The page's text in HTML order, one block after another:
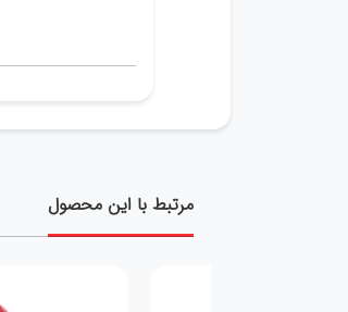
مرتبط با این محصول